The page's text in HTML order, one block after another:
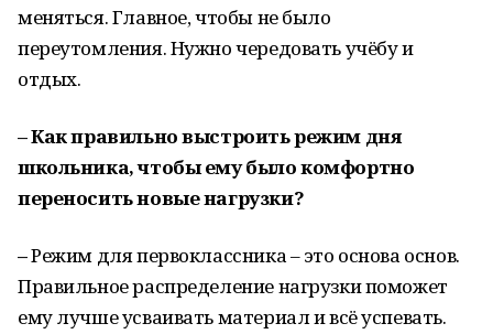
меняться. Главное, чтобы не было
переутомления. Нужно чередовать учёбу и
отдых.
– Как правильно выстроить режим дня
школьника, чтобы ему было комфортно
переносить новые нагрузки?
–Режим для первоклассника – это основа основ.
Правильное распределение нагрузки поможет
ему лучше усваивать материал и всё успевать.